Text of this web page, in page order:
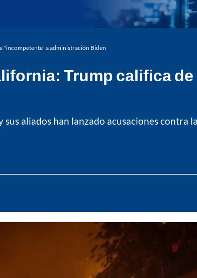
"incompetente" a administración Biden
Trump califica
aliados han lanzado acusaciones